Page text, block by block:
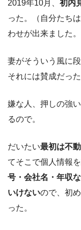
2019年10月、 初内
った。（自分たち
わせが出来ました。
妻がそういう風に
それには賛成だった
嫌な人、押しの強
るので。
だいたい最初は不
てそこで個人情報
号・会社名・年収
いけないので、初
った。